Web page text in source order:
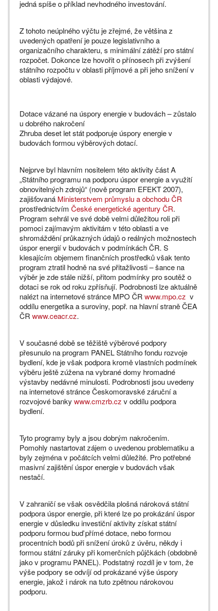
jedná spíše o příklad nevhodného investování.
Z tohoto neúplného výčtu je zřejmé, že většina z
uvedených opatření je pouze legislativního a
organizačního charakteru, s minimální zátěží pro státní
rozpočet. Dokonce lze hovořit o přínosech při zvýšení
státního rozpočtu v oblasti příjmové a při jeho snížení v
oblasti výdajové.
Dotace vázané na úspory energie v budovách – zůstalo
u dobrého nakročení
Zhruba deset let stát podporuje úspory energie v
budovách formou výběrových dotací.
Nejprve byl hlavním nositelem této aktivity část A
„Státního programu na podporu úspor energie a využití
obnovitelných zdrojů“ (nově program EFEKT 2007),
zajišťovaná Ministerstvem průmyslu a obchodu ČR
prostřednictvím České energetické agentury ČR.
Program sehrál ve své době velmi důležitou roli při
pomoci zajímavým aktivitám v této oblasti a ve
shromáždění průkazných údajů o reálných možnostech
úspor energií v budovách v podmínkách ČR. S
klesajícím objemem finančních prostředků však tento
program ztratil hodně na své přitažlivosti – šance na
výběr je zde stále nižší, přitom podmínky pro soutěž o
dotaci se rok od roku zpřísňují. Podrobnosti lze aktuálně
nalézt na internetové stránce MPO ČR www.mpo.cz v
oddílu energetika a suroviny, popř. na hlavní straně ČEA
ČR www.ceacr.cz.
V současné době se těžiště výběrové podpory
přesunulo na program PANEL Státního fondu rozvoje
bydlení, kde je však podpora kromě vlastních podmínek
výběru ještě zúžena na vybrané domy hromadné
výstavby nedávné minulosti. Podrobnosti jsou uvedeny
na internetové stránce Českomoravské záruční a
rozvojové banky www.cmzrb.cz v oddílu podpora
bydlení.
Tyto programy byly a jsou dobrým nakročením.
Pomohly nastartovat zájem o uvedenou problematiku a
byly zejména v počátcích velmi důležité. Pro potřebné
masivní zajištění úspor energie v budovách však
nestačí.
V zahraničí se však osvědčila plošná nároková státní
podpora úspor energie, při které lze po prokázání úspor
energie v důsledku investiční aktivity získat státní
podporu formou buď přímé dotace, nebo formou
procentních bodů při snížení úroků z úvěru, někdy i
formou státní záruky při komerčních půjčkách (obdobně
jako v programu PANEL). Podstatný rozdíl je v tom, že
výše podpory se odvíjí od prokázané výše úspory
energie, jakož i nárok na tuto zpětnou nárokovou
podporu.